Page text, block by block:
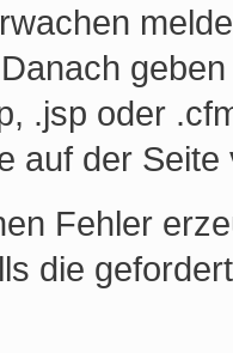
.jsp oder
auf der
Fehler
die